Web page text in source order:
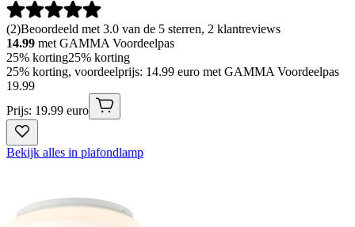
(2)Beoordeeld met 3.0 van de 5 sterren, 2 klantreviews
14.99 met GAMMA Voordeelpas
25% korting25% korting
25% korting, voordeelprijs: 14.99 euro met GAMMA Voordeelpas
19.99
Prijs: 19.99 euro
Bekijk alles in plafondlamp